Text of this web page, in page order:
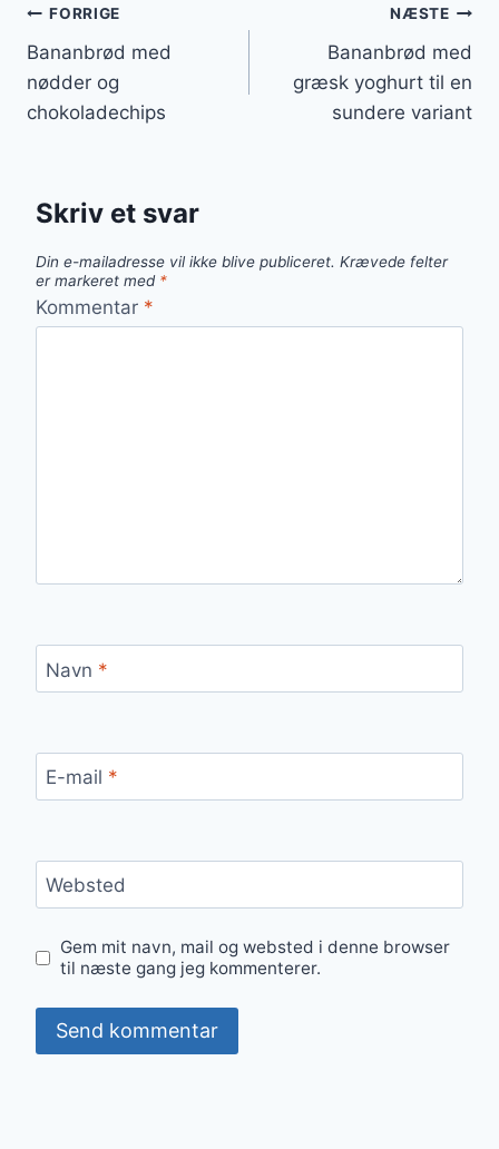
Indlægsnavigation
FORRIGE
Bananbrød med
nødder og
chokoladechips
NÆSTE
Bananbrød med
græsk yoghurt til en
sundere variant
Skriv et svar
Din e-mailadresse vil ikke blive publiceret. Krævede felter
er markeret med *
Kommentar *
Navn *
E-mail *
Websted
Gem mit navn, mail og websted i denne browser
til næste gang jeg kommenterer.